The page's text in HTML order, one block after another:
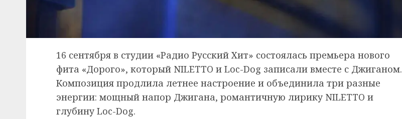
16 сентября в студии «Радио Русский Хит» состоялась премьера нового
фита «Дорого», который NILETTO и Loc-Dog записали вместе с Джиганом.
Композиция продлила летнее настроение и объединила три разные
энергии: мощный напор Джигана, романтичную лирику NILETTO и
глубину Loc-Dog.